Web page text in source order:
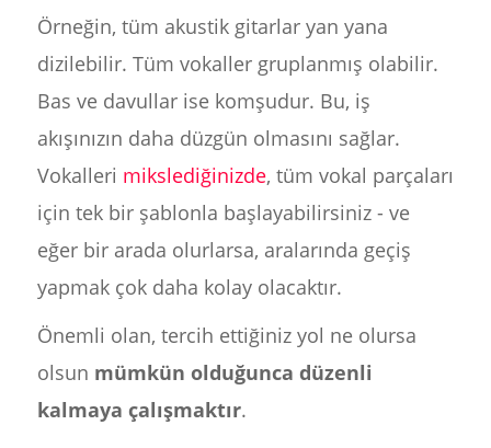
Örneğin, tüm akustik gitarlar yan yana
dizilebilir. Tüm vokaller gruplanmış olabilir.
Bas ve davullar ise komşudur. Bu, iş
akışınızın daha düzgün olmasını sağlar.
Vokalleri mikslediğinizde, tüm vokal parçaları
için tek bir şablonla başlayabilirsiniz - ve
eğer bir arada olurlarsa, aralarında geçiş
yapmak çok daha kolay olacaktır.
Önemli olan, tercih ettiğiniz yol ne olursa
olsun mümkün olduğunca düzenli
kalmaya çalışmaktır.